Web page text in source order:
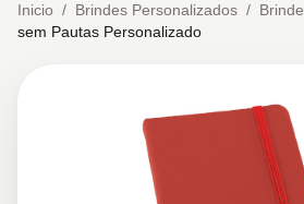
Inicio / Brindes Personalizados / Brinde
sem Pautas Personalizado